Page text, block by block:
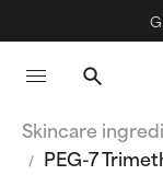
Skincare
PEG-7